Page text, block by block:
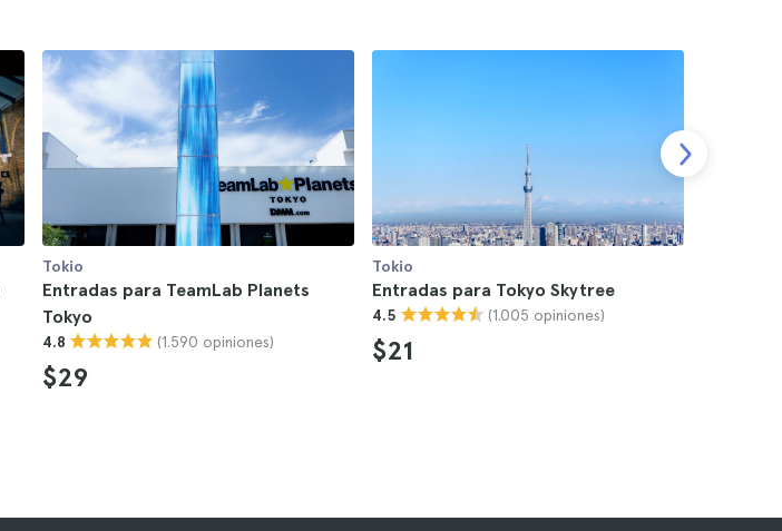
Tokio
Entradas para TeamLab Planets
Tokyo
4.8 (1.590 opiniones)
$29
Tokio
Entradas para Tokyo Skytree
4.5 (1.005 opiniones)
$21